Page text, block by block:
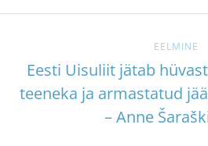
EELMINE
Eesti Uisuliit jätab
teeneka ja armastatud
– Anne